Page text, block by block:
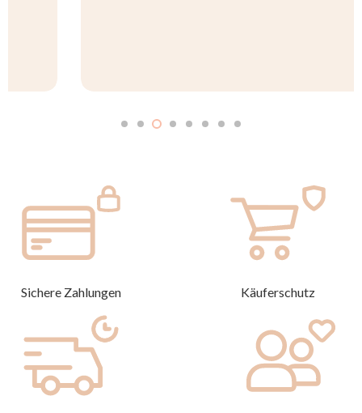
Sichere Zahlungen Käuferschutz